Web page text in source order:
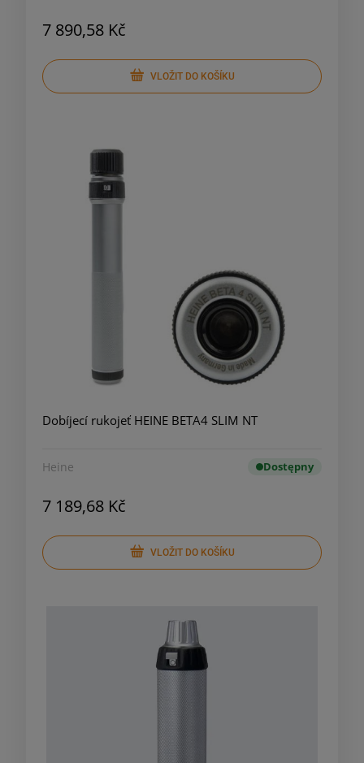
7 890,58 Kč
VLOŽIT DO KOŠÍKU
Dobíjecí rukojeť HEINE BETA4 SLIM NT
Heine Dostępny
7 189,68 Kč
VLOŽIT DO KOŠÍKU